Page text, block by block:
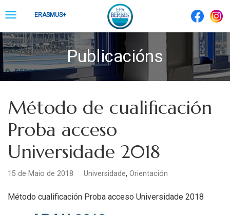
to ToggleERASMUS+
Publicacións
Método de cualificación
Proba acceso
Universidade 2018
15 de Maio de 2018 Universidade, Orientación
Método cualificación Proba acceso Universidade 2018